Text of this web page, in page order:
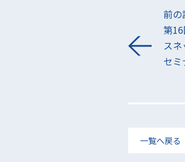
前の
第
ス
セミ
一覧へ戻る